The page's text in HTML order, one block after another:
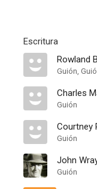
Escritura
Rowland
Guión,
Charles
Guión
Courtney
Guión
John
Guión